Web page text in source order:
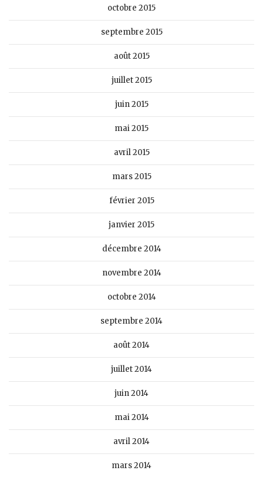
octobre 2015
septembre 2015
août 2015
juillet 2015
juin 2015
mai 2015
avril 2015
mars 2015
février 2015
janvier 2015
décembre 2014
novembre 2014
octobre 2014
septembre 2014
août 2014
juillet 2014
juin 2014
mai 2014
avril 2014
mars 2014